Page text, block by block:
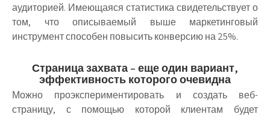
аудиторией. Имеющаяся статистика свидетельствует о
том, что описываемый выше маркетинговый
инструмент способен повысить конверсию на 25%.
Страница захвата – еще один вариант,
эффективность которого очевидна
Можно проэкспериментировать и создать веб-
страницу, с помощью которой клиентам будет